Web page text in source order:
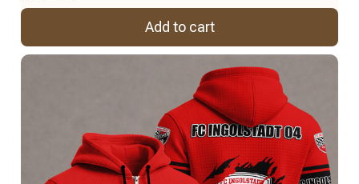
Add to cart